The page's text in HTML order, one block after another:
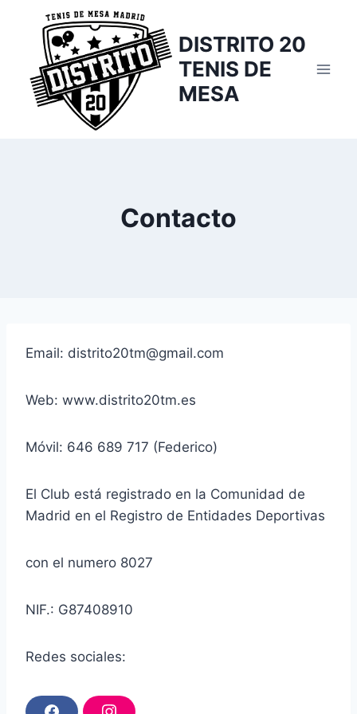
contenido
DISTRITO 20
TENIS DE
MESA
Contacto
Email: distrito20tm@gmail.com
Web: www.distrito20tm.es
Móvil: 646 689 717 (Federico)
El Club está registrado en la Comunidad de
Madrid en el Registro de Entidades Deportivas
con el numero 8027
NIF.: G87408910
Redes sociales: